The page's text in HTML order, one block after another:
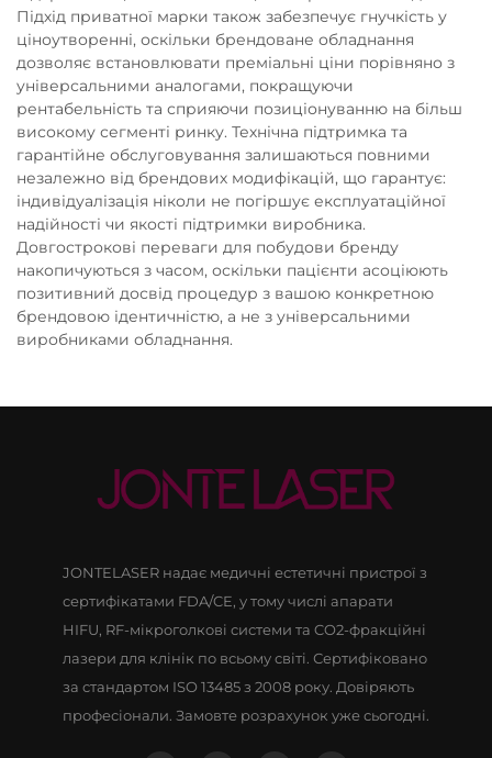
Підхід приватної марки також забезпечує гнучкість у
ціноутворенні, оскільки брендоване обладнання
дозволяє встановлювати преміальні ціни порівняно з
універсальними аналогами, покращуючи
рентабельність та сприяючи позиціонуванню на більш
високому сегменті ринку. Технічна підтримка та
гарантійне обслуговування залишаються повними
незалежно від брендових модифікацій, що гарантує:
індивідуалізація ніколи не погіршує експлуатаційної
надійності чи якості підтримки виробника.
Довгострокові переваги для побудови бренду
накопичуються з часом, оскільки пацієнти асоціюють
позитивний досвід процедур з вашою конкретною
брендовою ідентичністю, а не з універсальними
виробниками обладнання.
JONTELASER надає медичні естетичні пристрої з
сертифікатами FDA/CE, у тому числі апарати
HIFU, RF-мікроголкові системи та CO2-фракційні
лазери для клінік по всьому світі. Сертифіковано
за стандартом ISO 13485 з 2008 року. Довіряють
професіонали. Замовте розрахунок уже сьогодні.